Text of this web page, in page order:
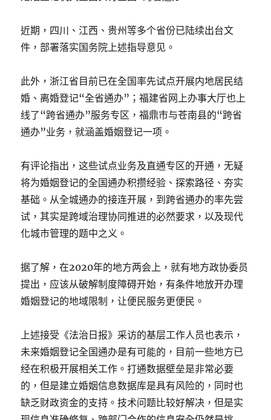
近期，四川、江西、贵州等多个省份已陆续出台文
件，部署落实国务院上述指导意见。
此外，浙江省目前已在全国率先试点开展内地居民结
婚、离婚登记“全省通办”；福建省网上办事大厅也上
线了“跨省通办”服务专区，福鼎市与苍南县的“跨省
通办”业务，就涵盖婚姻登记一项。
有评论指出，这些试点业务及直通专区的开通，无疑
将为婚姻登记的全国通办积攒经验、探索路径、夯实
基础。从全城通办的接连开展，到跨省通办的率先尝
试，其实是跨域治理协同推进的必然要求，以及现代
化城市管理的题中之义。
据了解，在2020年的地方两会上，就有地方政协委员
提出，应该从破解制度障碍开始，有条件地放开办理
婚姻登记的地域限制，让便民服务更便民。
上述接受《法治日报》采访的基层工作人员也表示，
未来婚姻登记全国通办是有可能的，目前一些地方已
经在积极开展相关工作。打通数据壁垒是非常必要
的，但是建立婚姻信息数据库是具有风险的，同时也
缺乏财政资金的支持。技术问题比较好解决，但是实